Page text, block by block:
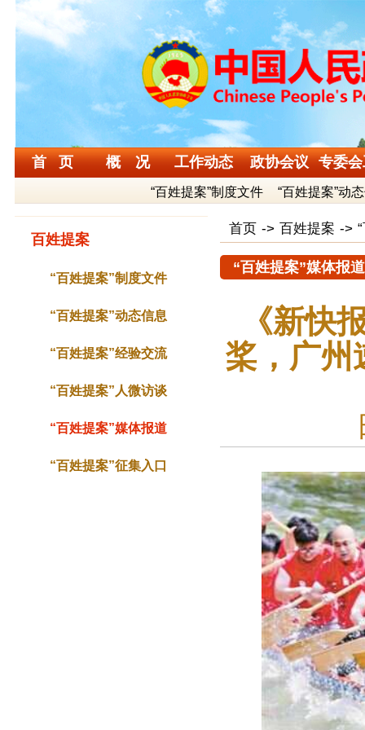
首 页 概 况 工作动态 政协会议 专委
“百姓提案”制度文件 “百姓提案”动
百姓提案
“百姓提案”制度文件
“百姓提案”动态信息
“百姓提案”经验交流
“百姓提案”人微访谈
“百姓提案”媒体报道
“百姓提案”征集入口
首页 -> 百姓提案 ->
“百姓提案”媒体报道
《新快
桨，广州